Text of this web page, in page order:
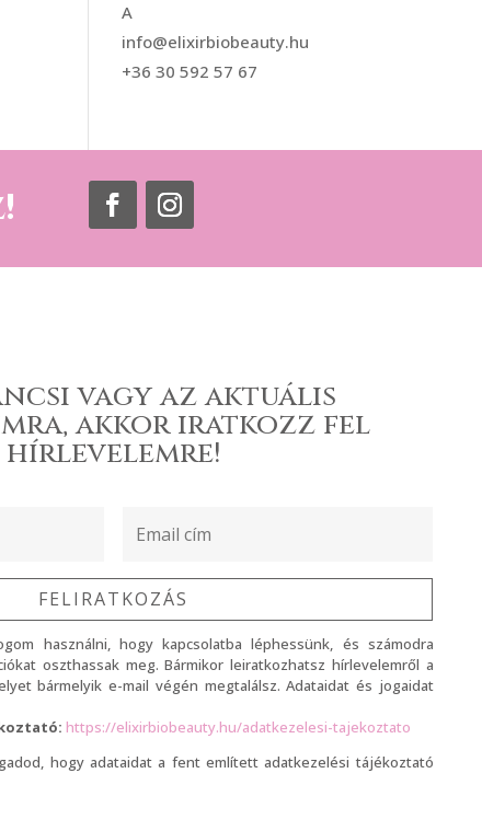
A
info@elixirbiobeauty.hu
+36 30 592 57 67
vagy az aktuális
akkor iratkozz fel
hírlevelemre!
FELIRATKOZÁS
használni, hogy kapcsolatba léphessünk, és számodra
oszthassak meg. Bármikor leiratkozhatsz hírlevelemről a
bármelyik e-mail végén megtalálsz. Adataidat és jogaidat
https://elixirbiobeauty.hu/adatkezelesi-tajekoztato
hogy adataidat a fent említett adatkezelési tájékoztató